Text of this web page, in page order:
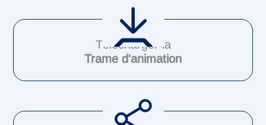
Télécharger la
Trame d'animation